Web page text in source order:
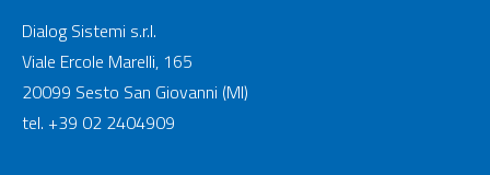
Dialog Sistemi s.r.l.
Viale Ercole Marelli, 165
20099 Sesto San Giovanni (MI)
tel. +39 02 2404909